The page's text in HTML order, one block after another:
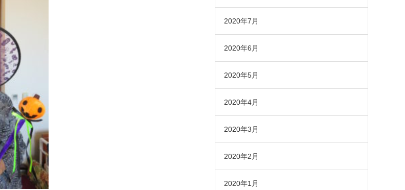
2020年7月
2020年6月
2020年5月
2020年4月
2020年3月
2020年2月
2020年1月